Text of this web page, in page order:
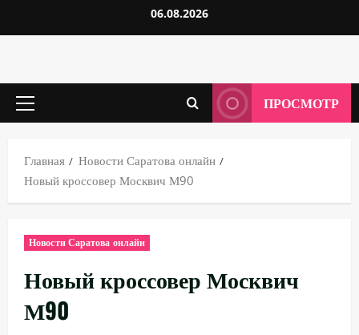
к
06.08.2026
Основное
ПРОСМОТР
Главная
Новости Саратова онлайн
Новый кроссовер Москвич М90
Новости Саратова онлайн
Новый кроссовер Москвич
М90